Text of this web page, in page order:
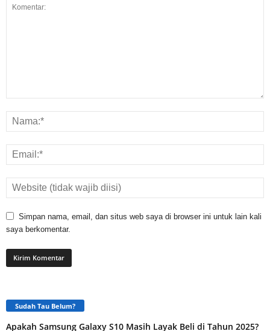
Simpan nama, email, dan situs web saya di browser ini untuk lain kali
saya berkomentar.
Sudah Tau Belum?
Apakah Samsung Galaxy S10 Masih Layak Beli di Tahun 2025?